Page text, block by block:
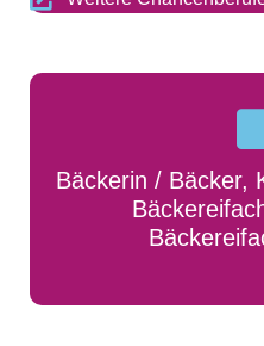
Bäckerin / Bäcker,